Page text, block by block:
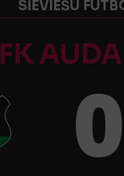
SIEVIEŠU
FK AUDA
0